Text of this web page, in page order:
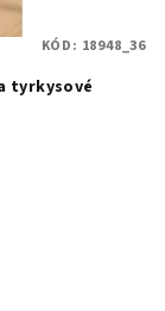
tyrkysové
KÓD: 18948_36